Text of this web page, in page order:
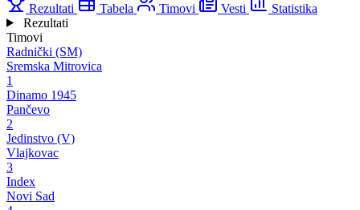
Rezultati Tabela Timovi Vesti
Statistika
Rezultati
Timovi
Radnički (SM)
Sremska Mitrovica
1
Dinamo 1945
Pančevo
2
Jedinstvo (V)
Vlajkovac
3
Index
Novi Sad